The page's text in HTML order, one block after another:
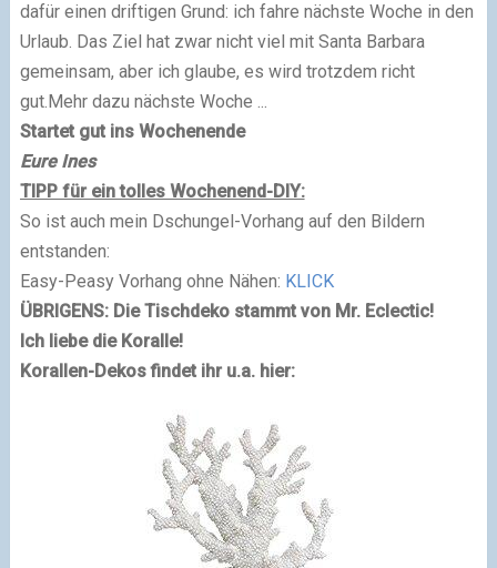
dafür einen driftigen Grund: ich fahre nächste Woche in den
Urlaub. Das Ziel hat zwar nicht viel mit Santa Barbara
gemeinsam, aber ich glaube, es wird trotzdem richt
gut.Mehr dazu nächste Woche ...
Startet gut ins Wochenende
Eure Ines
TIPP für ein tolles Wochenend-DIY:
So ist auch mein Dschungel-Vorhang auf den Bildern
entstanden:
Easy-Peasy Vorhang ohne Nähen: KLICK
ÜBRIGENS: Die Tischdeko stammt von Mr. Eclectic!
Ich liebe die Koralle!
Korallen-Dekos findet ihr u.a. hier: